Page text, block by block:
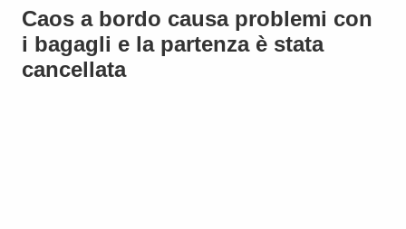
Caos a bordo causa problemi con
i bagagli e la partenza è stata
cancellata